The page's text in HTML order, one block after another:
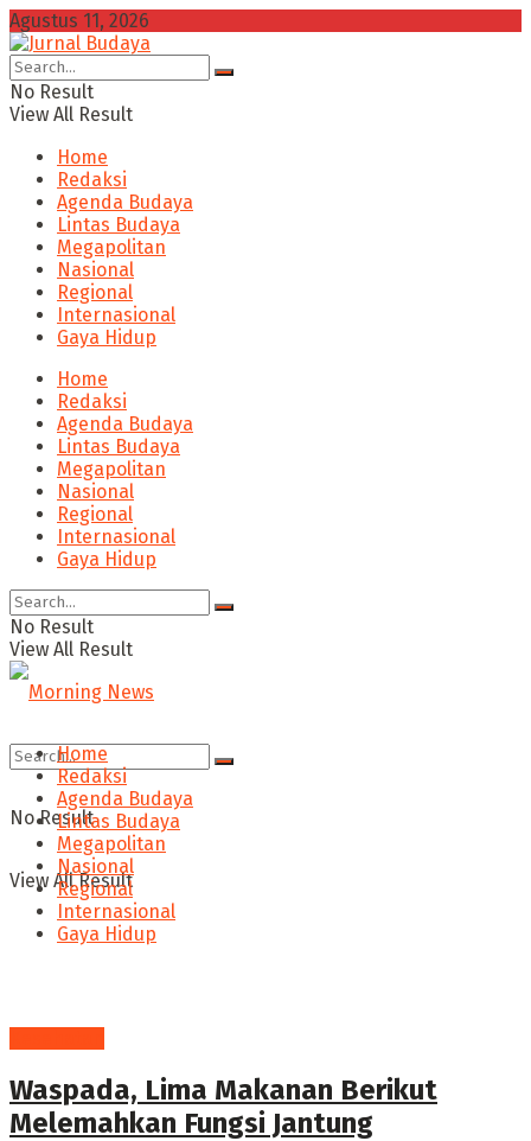
Agustus 11, 2026
No Result
View All Result
Home
Redaksi
Agenda Budaya
Lintas Budaya
Megapolitan
Nasional
Regional
Internasional
Gaya Hidup
Home
Redaksi
Agenda Budaya
Lintas Budaya
Megapolitan
Nasional
Regional
Internasional
Gaya Hidup
No Result
View All Result
No Result
View All Result
Home
Redaksi
Agenda Budaya
Lintas Budaya
Megapolitan
Nasional
Regional
Internasional
Gaya Hidup
Waspada, Lima Makanan Berikut
Melemahkan Fungsi Jantung